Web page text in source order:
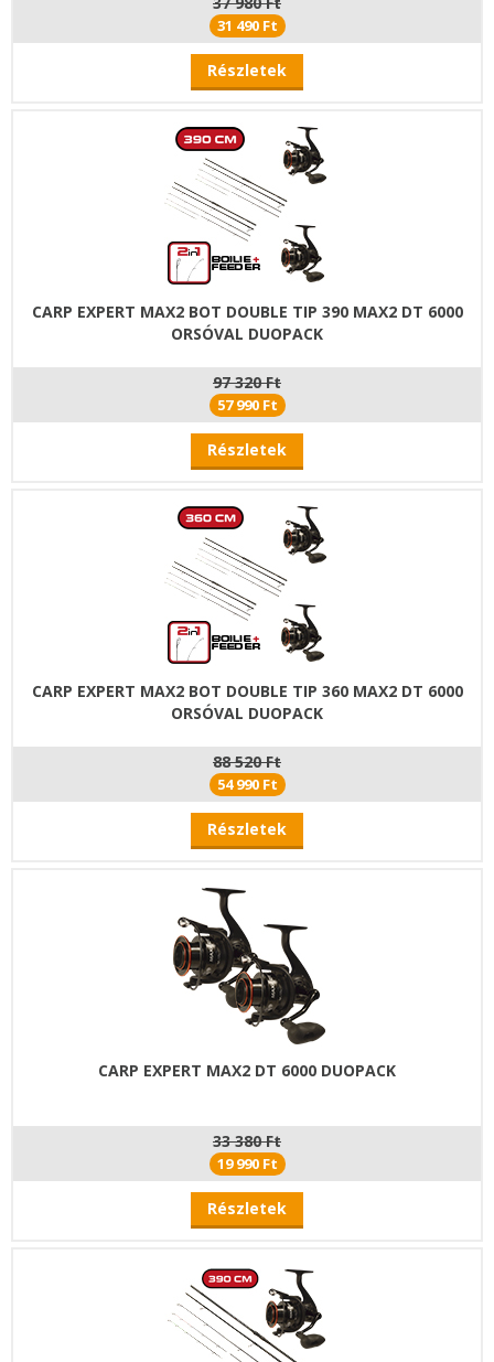
31 490 Ft
Részletek
CARP EXPERT MAX2 BOT DOUBLE TIP 390 MAX2 DT 6000
ORSÓVAL DUOPACK
97 320 Ft
57 990 Ft
Részletek
CARP EXPERT MAX2 BOT DOUBLE TIP 360 MAX2 DT 6000
ORSÓVAL DUOPACK
88 520 Ft
54 990 Ft
Részletek
CARP EXPERT MAX2 DT 6000 DUOPACK
33 380 Ft
19 990 Ft
Részletek